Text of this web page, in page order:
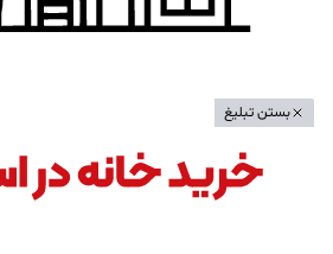
بستن تبلیغ